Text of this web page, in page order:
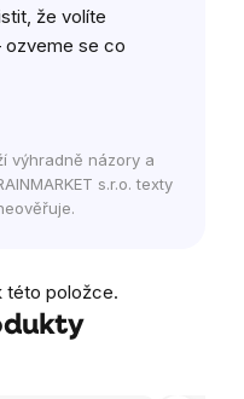
že volíte
ozveme se co
výhradně názory a
s.r.o. texty
této položce.